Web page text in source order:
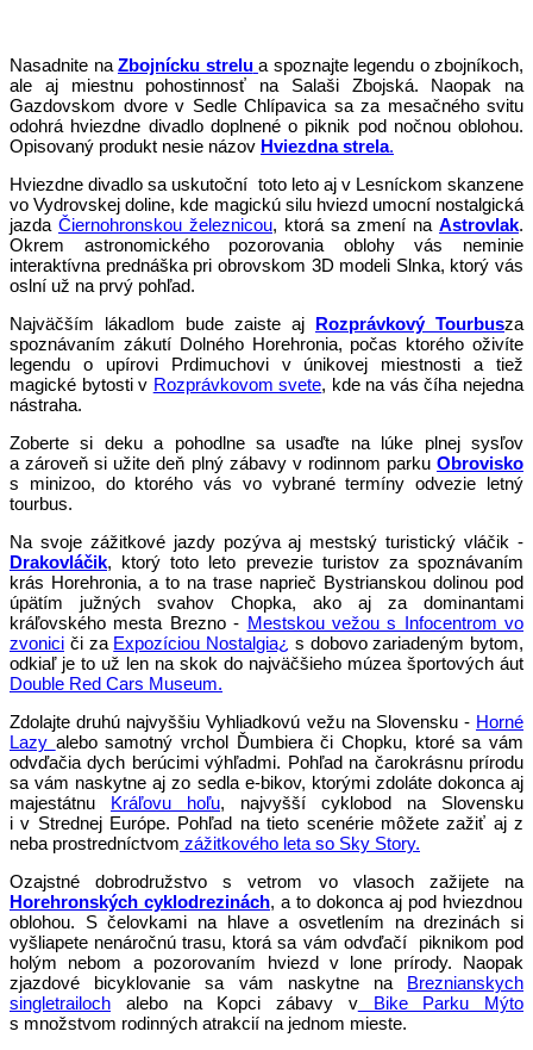
Nasadnite na Zbojnícku strelu a spoznajte legendu o zbojníkoch,
ale aj miestnu pohostinnosť na Salaši Zbojská. Naopak na
Gazdovskom dvore v Sedle Chlípavica sa za mesačného svitu
odohrá hviezdne divadlo doplnené o piknik pod nočnou oblohou.
Opisovaný produkt nesie názov Hviezdna strela.
Hviezdne divadlo sa uskutoční toto leto aj v Lesníckom skanzene
vo Vydrovskej doline, kde magickú silu hviezd umocní nostalgická
jazda Čiernohronskou železnicou, ktorá sa zmení na Astrovlak.
Okrem astronomického pozorovania oblohy vás neminie
interaktívna prednáška pri obrovskom 3D modeli Slnka, ktorý vás
oslní už na prvý pohľad.
Najväčším lákadlom bude zaiste aj Rozprávkový Tourbusza
spoznávaním zákutí Dolného Horehronia, počas ktorého oživíte
legendu o upírovi Prdimuchovi v únikovej miestnosti a tiež
magické bytosti v Rozprávkovom svete, kde na vás číha nejedna
nástraha.
Zoberte si deku a pohodlne sa usaďte na lúke plnej sysľov
a zároveň si užite deň plný zábavy v rodinnom parku Obrovisko
s minizoo, do ktorého vás vo vybrané termíny odvezie letný
tourbus.
Na svoje zážitkové jazdy pozýva aj mestský turistický vláčik -
Drakovláčik, ktorý toto leto prevezie turistov za spoznávaním
krás Horehronia, a to na trase naprieč Bystrianskou dolinou pod
úpätím južných svahov Chopka, ako aj za dominantami
kráľovského mesta Brezno - Mestskou vežou s Infocentrom vo
zvonici či za Expozíciou Nostalgia¿ s dobovo zariadeným bytom,
odkiaľ je to už len na skok do najväčšieho múzea športových áut
Double Red Cars Museum.
Zdolajte druhú najvyššiu Vyhliadkovú vežu na Slovensku - Horné
Lazy alebo samotný vrchol Ďumbiera či Chopku, ktoré sa vám
odvďačia dych berúcimi výhľadmi. Pohľad na čarokrásnu prírodu
sa vám naskytne aj zo sedla e-bikov, ktorými zdoláte dokonca aj
majestátnu Kráľovu hoľu, najvyšší cyklobod na Slovensku
i v Strednej Európe. Pohľad na tieto scenérie môžete zažiť aj z
neba prostredníctvom zážitkového leta so Sky Story.
Ozajstné dobrodružstvo s vetrom vo vlasoch zažijete na
Horehronských cyklodrezinách, a to dokonca aj pod hviezdnou
oblohou. S čelovkami na hlave a osvetlením na drezinách si
vyšliapete nenáročnú trasu, ktorá sa vám odvďačí piknikom pod
holým nebom a pozorovaním hviezd v lone prírody. Naopak
zjazdové bicyklovanie sa vám naskytne na Breznianskych
singletrailoch alebo na Kopci zábavy vBike Parku Mýto
s množstvom rodinných atrakcií na jednom mieste.